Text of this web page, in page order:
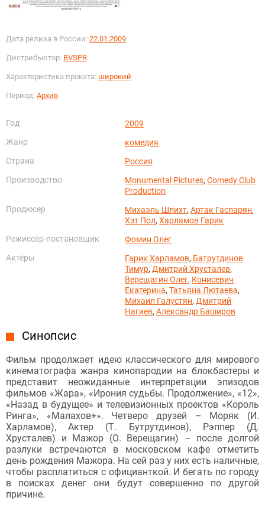
Дата релиза в России: 22.01.2009
Дистрибьютор: BVSPR
Характеристика проката: широкий
Период: Архив
Год
2009
Жанр
комедия
Страна
Россия
Производство
Monumental Pictures,Comedy Club
Production
Продюсер
Михаэль Шлихт,Артак Гаспарян,
Хэт Пол,Харламов Гарик
Режиссёр-постановщик
Фомин Олег
Актёры
Гарик Харламов, Батрутдинов
Тимур, Дмитрий Хрусталев,
Верещагин Олег, Конисевич
Екатерина,Татьяна Лютаева,
Михаил Галустян, Дмитрий
Нагиев,Александр Баширов
Синопсис
Фильм продолжает идею классического для мирового
кинематографа жанра кинопародии на блокбастеры и
представит неожиданные интерпретации эпизодов
фильмов «Жара», «Ирония судьбы. Продолжение», «12»,
«Назад в будущее» и телевизионных проектов «Король
Ринга», «Малахов+». Четверо друзей – Моряк (И.
Харламов), Актер (Т. Бутрутдинов), Рэппер (Д.
Хрусталев) и Мажор (О. Верещагин) – после долгой
разлуки встречаются в московском кафе отметить
день рождения Мажора. На сей раз у них есть наличные,
чтобы расплатиться с официанткой. И бегать по городу
в поисках денег они будут совершенно по другой
причине.